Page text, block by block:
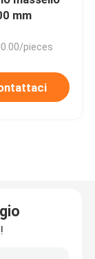
mm
pieces